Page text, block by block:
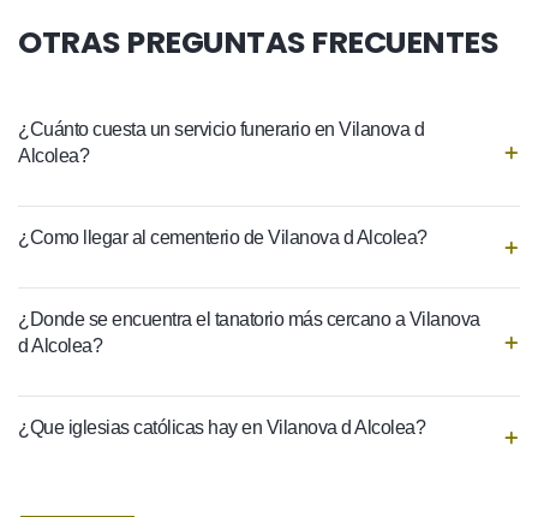
OTRAS PREGUNTAS FRECUENTES
¿Cuánto cuesta un servicio funerario en Vilanova d
Alcolea?
¿Como llegar al cementerio de Vilanova d Alcolea?
¿Donde se encuentra el tanatorio más cercano a Vilanova
d Alcolea?
¿Que iglesias católicas hay en Vilanova d Alcolea?